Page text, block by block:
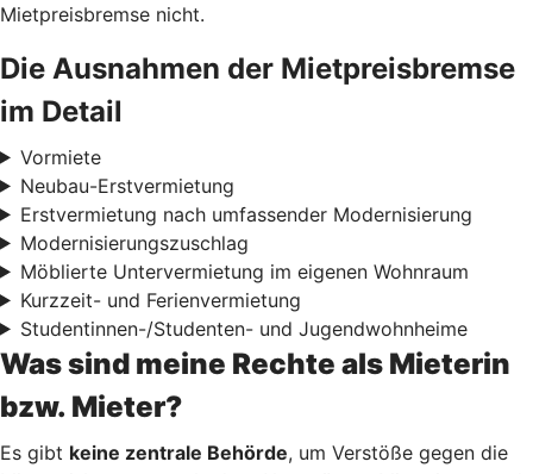
Mietpreisbremse nicht.
Die Ausnahmen der Mietpreisbremse
im Detail
Vormiete
Neubau-Erstvermietung
Erstvermietung nach umfassender Modernisierung
Modernisierungszuschlag
Möblierte Untervermietung im eigenen Wohnraum
Kurzzeit- und Ferienvermietung
Studentinnen-/Studenten- und Jugendwohnheime
Was sind meine Rechte als Mieterin
bzw. Mieter?
Es gibt keine zentrale Behörde, um Verstöße gegen die